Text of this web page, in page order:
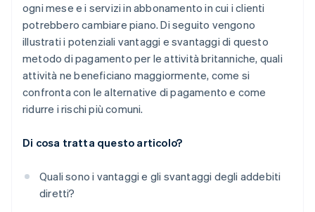
ogni mese e i servizi in abbonamento in cui i clienti
potrebbero cambiare piano. Di seguito vengono
illustrati i potenziali vantaggi e svantaggi di questo
metodo di pagamento per le attività britanniche, quali
attività ne beneficiano maggiormente, come si
confronta con le alternative di pagamento e come
ridurre i rischi più comuni.
Di cosa tratta questo articolo?
Quali sono i vantaggi e gli svantaggi degli addebiti
diretti?